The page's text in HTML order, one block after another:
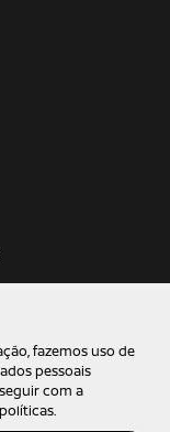
fazemos uso de
pessoais
com a